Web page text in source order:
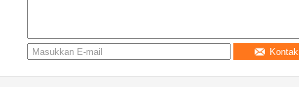
Kontak